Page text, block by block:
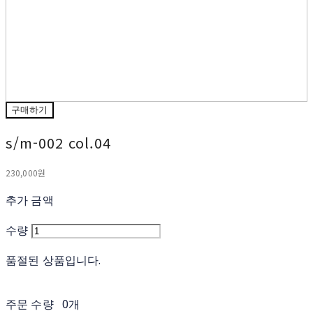
구매하기
​​s/m-002 col.04
230,000원
추가 금액
수량
품절된 상품입니다.
주문 수량 0개